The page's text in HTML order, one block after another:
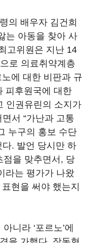
의 배우자 김건희
는 아동을 찾아 사
고위원은 지난 14
로 의료취약계층
에 대한 비판과 규
피후원국에 대한
인권유린의 소지가
서 “가난과 고통
누구의 홍보 수단
다. 발언 당시만 하
점을 맞추면서, 당
라는 평가가 나왔
현을 써야 했는지
니라 ‘포르노’에